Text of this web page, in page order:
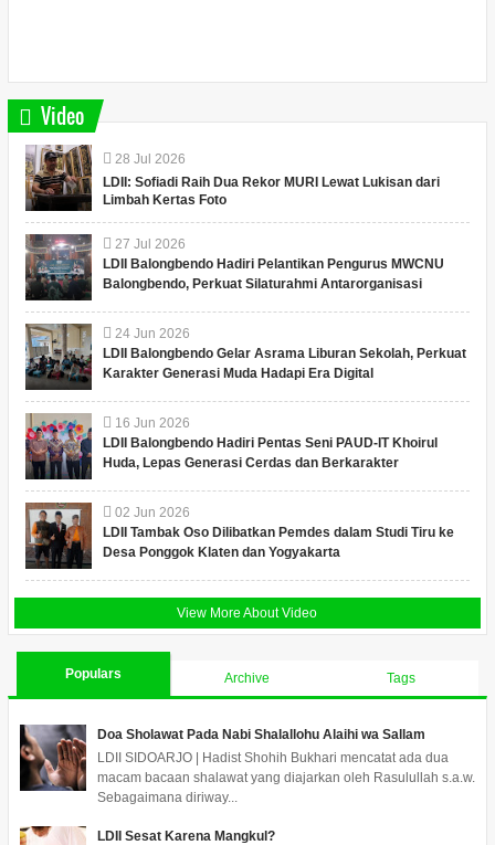
Video
28 Jul 2026
LDII: Sofiadi Raih Dua Rekor MURI Lewat Lukisan dari
Limbah Kertas Foto
27 Jul 2026
LDII Balongbendo Hadiri Pelantikan Pengurus MWCNU
Balongbendo, Perkuat Silaturahmi Antarorganisasi
24 Jun 2026
LDII Balongbendo Gelar Asrama Liburan Sekolah, Perkuat
Karakter Generasi Muda Hadapi Era Digital
16 Jun 2026
LDII Balongbendo Hadiri Pentas Seni PAUD-IT Khoirul
Huda, Lepas Generasi Cerdas dan Berkarakter
02 Jun 2026
LDII Tambak Oso Dilibatkan Pemdes dalam Studi Tiru ke
Desa Ponggok Klaten dan Yogyakarta
View More About Video
Populars Archive Tags
Doa Sholawat Pada Nabi Shalallohu Alaihi wa Sallam
LDII SIDOARJO | Hadist Shohih Bukhari mencatat ada dua
macam bacaan shalawat yang diajarkan oleh Rasulullah s.a.w.
Sebagaimana diriway...
LDII Sesat Karena Mangkul?